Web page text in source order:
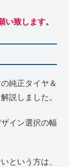
致します。
純正タイヤ＆
説しました。
イン選択の幅
という方は、